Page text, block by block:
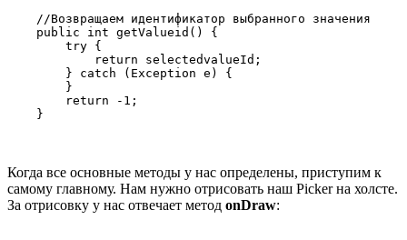
    //Возвращаем идентификатор выбранного значения
    public int getValueid() {
        try {
            return selectedvalueId;
        } catch (Exception e) {
        }
        return -1;
Когда все основные методы у нас определены, приступим к
самому главному. Нам нужно отрисовать наш Picker на холсте.
За отрисовку у нас отвечает метод onDraw: